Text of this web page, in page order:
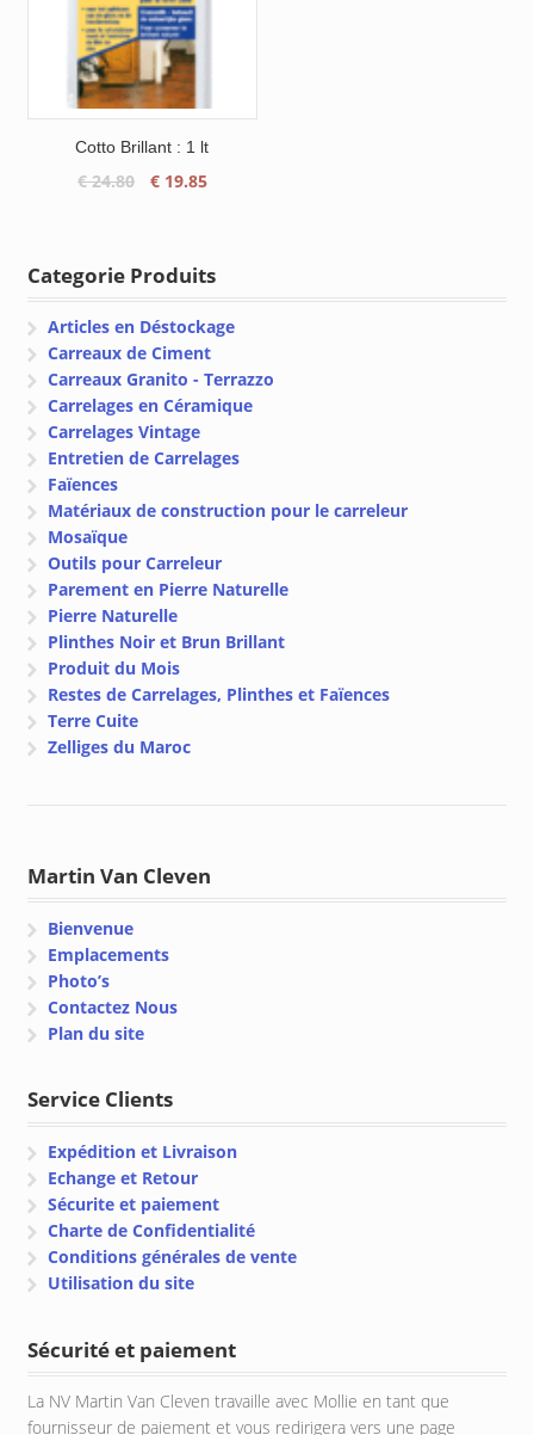
Cotto Brillant : 1 lt
€24.80
Le
€ 24.80.
€19.85Le
€ 19.85.
Categorie Produits
Articles en Déstockage
Carreaux de Ciment
Carreaux Granito - Terrazzo
Carrelages en Céramique
Carrelages Vintage
Entretien de Carrelages
Faïences
Matériaux de construction pour le carreleur
Mosaïque
Outils pour Carreleur
Parement en Pierre Naturelle
Pierre Naturelle
Plinthes Noir et Brun Brillant
Produit du Mois
Restes de Carrelages, Plinthes et Faïences
Terre Cuite
Zelliges du Maroc
Martin Van Cleven
Bienvenue
Emplacements
Photo’s
Contactez Nous
Plan du site
Service Clients
Expédition et Livraison
Echange et Retour
Sécurite et paiement
Charte de Confidentialité
Conditions générales de vente
Utilisation du site
Sécurité et paiement
La NV Martin Van Cleven travaille avec Mollie en tant que
fournisseur de paiement et vous redirigera vers une page